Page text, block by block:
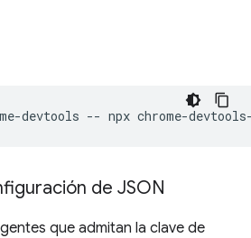
devtools -- npx
de JSON
que admitan la clave de